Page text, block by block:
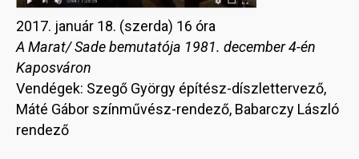
2017. január 18. (szerda) 16 óra
A Marat/ Sade bemutatója 1981. december 4-én
Kaposváron
Vendégek: Szegő György építész-díszlettervező,
Máté Gábor színművész-rendező, Babarczy László
rendező